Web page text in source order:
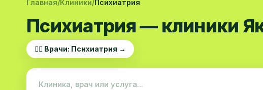
Главная/Клиники/Психиатрия
Психиатрия — клиники
👨‍⚕️ Врачи: Психиатрия →